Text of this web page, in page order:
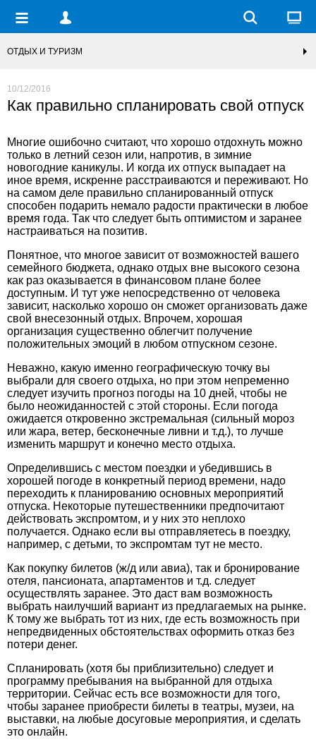
ОТДЫХ И ТУРИЗМ
10/12/2016
Как правильно спланировать свой отпуск
Многие ошибочно считают, что хорошо отдохнуть можно
только в летний сезон или, напротив, в зимние
новогодние каникулы. И когда их отпуск выпадает на
иное время, искренне расстраиваются и переживают. Но
на самом деле правильно спланированный отпуск
способен подарить немало радости практически в любое
время года. Так что следует быть оптимистом и заранее
настраиваться на позитив.
Понятное, что многое зависит от возможностей вашего
семейного бюджета, однако отдых вне высокого сезона
как раз оказывается в финансовом плане более
доступным. И тут уже непосредственно от человека
зависит, насколько хорошо он сможет организовать даже
свой внесезонный отдых. Впрочем, хорошая
организация существенно облегчит получение
положительных эмоций в любом отпускном сезоне.
Неважно, какую именно географическую точку вы
выбрали для своего отдыха, но при этом непременно
следует изучить прогноз погоды на 10 дней, чтобы не
было неожиданностей с этой стороны. Если погода
ожидается откровенно экстремальная (сильный мороз
или жара, ветер, бесконечные ливни и т.д.), то лучше
изменить маршрут и конечно место отдыха.
Определившись с местом поездки и убедившись в
хорошей погоде в конкретный период времени, надо
переходить к планированию основных мероприятий
отпуска. Некоторые путешественники предпочитают
действовать экспромтом, и у них это неплохо
получается. Однако если вы отправляетесь в поездку,
например, с детьми, то экспромтам тут не место.
Как покупку билетов (ж/д или авиа), так и бронирование
отеля, пансионата, апартаментов и т.д. следует
осуществлять заранее. Это даст вам возможность
выбрать наилучший вариант из предлагаемых на рынке.
К тому же выбрать тот из них, где есть возможность при
непредвиденных обстоятельствах оформить отказ без
потери денег.
Спланировать (хотя бы приблизительно) следует и
программу пребывания на выбранной для отдыха
территории. Сейчас есть все возможности для того,
чтобы заранее приобрести билеты в театры, музеи, на
выставки, на любые досуговые мероприятия, и сделать
это онлайн.